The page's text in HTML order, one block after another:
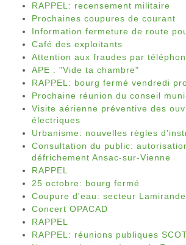
RAPPEL: recensement militaire
Prochaines coupures de courant
Information fermeture de route
Café des exploitants
Attention aux fraudes par
APE : "Vide ta chambre"
RAPPEL: bourg fermé vendredi
Prochaine réunion du conseil
Visite aérienne préventive des
électriques
Urbanisme: nouvelles règles
Consultation du public:
défrichement Ansac-sur-Vienne
RAPPEL
25 octobre: bourg fermé
Coupure d'eau: secteur Lamirande
Concert OPACAD
RAPPEL
RAPPEL: réunions publiques